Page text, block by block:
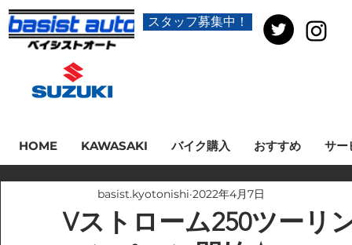
スタッフ募集中！
HOME KAWASAKI バイク購入 おすすめ サー
Vストローム250ツーリ
basist.kyotonishi 2022年4月7日